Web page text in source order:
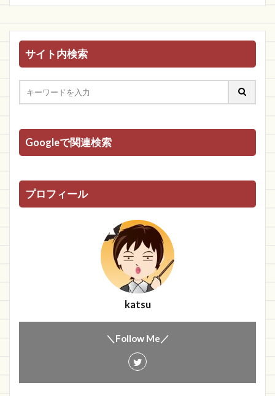
サイト内検索
Googleで関連検索
プロフィール
katsu
＼Follow Me／